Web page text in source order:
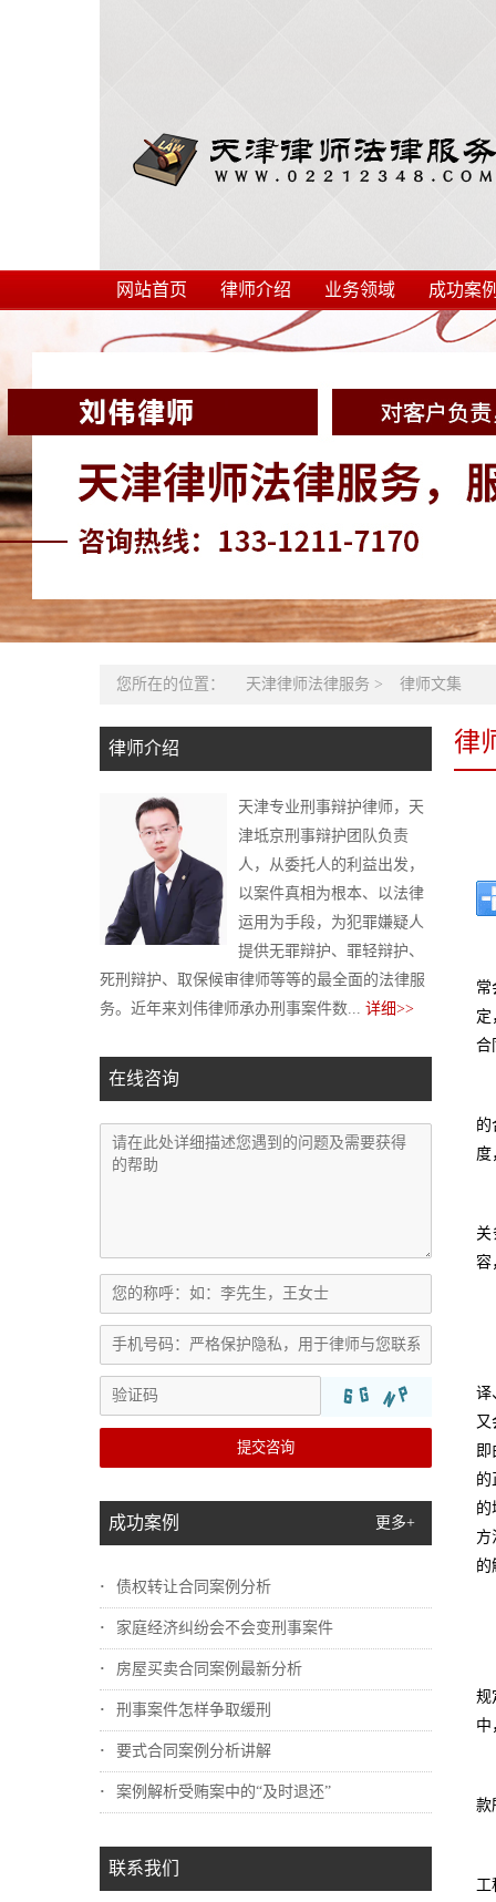
网站首页 律师介绍 业务领域 成功案
您所在的位置： 天津律师法律服务 > 律师文集
律师介绍
天津专业刑事辩护律师，天
津坻京刑事辩护团队负责
人，从委托人的利益出发，
以案件真相为根本、以法律
运用为手段，为犯罪嫌疑人
提供无罪辩护、罪轻辩护、
死刑辩护、取保候审律师等等的最全面的法律服
务。近年来刘伟律师承办刑事案件数... 详细>>
在线咨询
提交咨询
成功案例 更多+
债权转让合同案例分析
家庭经济纠纷会不会变刑事案件
房屋买卖合同案例最新分析
刑事案件怎样争取缓刑
要式合同案例分析讲解
案例解析受贿案中的“及时退还”
联系我们
律
常
定
合
的
度
关
容
译
的
的
方
的
规
中
款
工